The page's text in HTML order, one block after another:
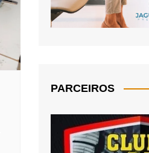
PARCEIROS